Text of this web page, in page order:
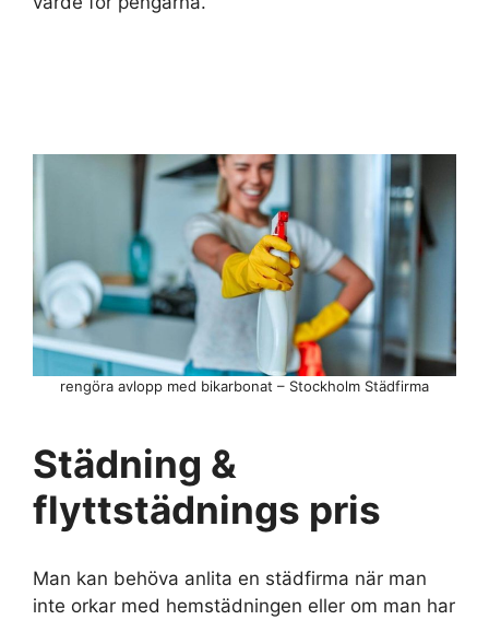
rengöra avlopp med bikarbonat – Stockholm Städfirma
Städning &
flyttstädnings pris
Man kan behöva anlita en städfirma när man
inte orkar med hemstädningen eller om man har